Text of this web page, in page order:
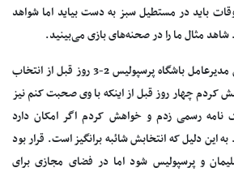
باید در مستطیل سبز به دست بیاید اما شواهد
مثال ما را در صحنه‌های بازی می‌بینید.
درویش اضافه کرد: به عنوان مدیرعامل باشگاه پرسپولیس 2-3 روز قبل از انتخاب
کردم چهار روز قبل از اینکه با وی صحبت کنم نیز
نامه رسمی زدم و خواهش کردم اگر امکان دارد
این دلیل که انتخابش شائبه‌ برانگیز است. قرار بود
و پرسپولیس شود اما در فضای مجازی برای